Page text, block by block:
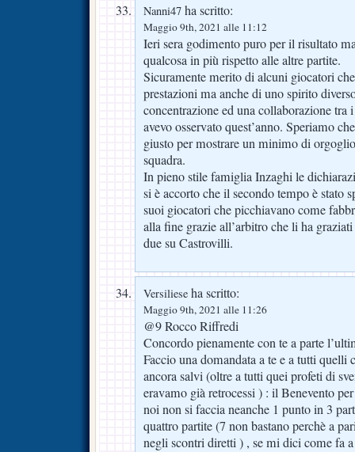
Nanni47 ha scritto:
Maggio 9th, 2021 alle 11:12
Ieri sera godimento puro per il risultato
qualcosa in più rispetto alle altre partite.
Sicuramente merito di alcuni giocatori
prestazioni ma anche di uno spirito
concentrazione ed una collaborazione tra
avevo osservato quest’anno. Speriamo
giusto per mostrare un minimo di
squadra.
In pieno stile famiglia Inzaghi le
si è accorto che il secondo tempo è stato
suoi giocatori che picchiavano come
alla fine grazie all’arbitro che li ha
due su Castrovilli.
Versiliese ha scritto:
Maggio 9th, 2021 alle 11:26
@9 Rocco Riffredi
Concordo pienamente con te a parte
Faccio una domandata a te e a tutti quelli
ancora salvi (oltre a tutti quei profeti di
eravamo già retrocessi ) : il Benevento
noi non si faccia neanche 1 punto in 3
quattro partite (7 non bastano perchè a
negli scontri diretti ) , se mi dici come fa